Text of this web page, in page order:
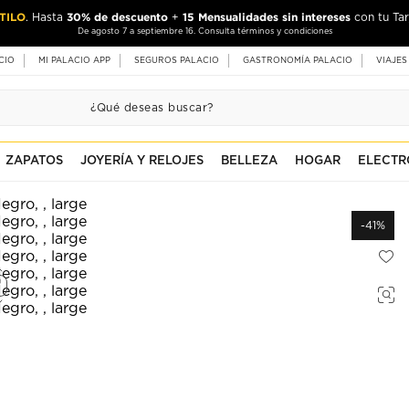
. Hasta 30% de descuento+ 15 Mensualidades sin interesescon tu
De agosto 7 a septiembre 16. Consulta términos y condiciones
MI PALACIO APP SEGUROS PALACIO GASTRONOMÍA PALACIO VIAJES
ZAPATOS JOYERÍA Y RELOJES BELLEZA HOGAR
-41%